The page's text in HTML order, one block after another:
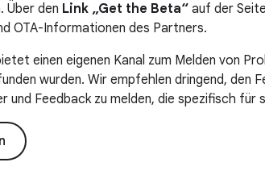
Über den Link „Get the Beta“ auf der
OTA-Informationen des Partners.
einen eigenen Kanal zum Melden von
wurden. Wir empfehlen dringend, den
und Feedback zu melden, die spezifisch für